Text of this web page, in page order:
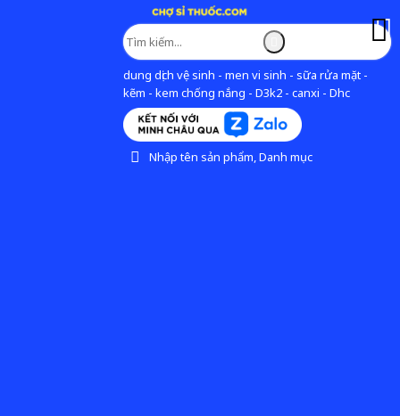
dung dịch vệ sinh - men vi sinh - sữa rửa mặt -
kẽm - kem chống nắng - D3k2 - canxi - Dhc
Nhập tên sản phẩm, Danh mục